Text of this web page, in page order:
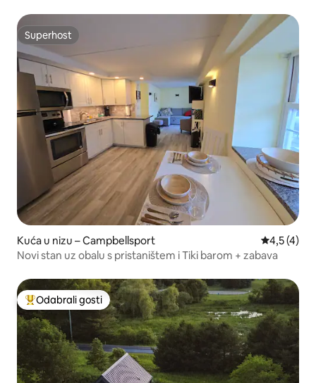
Superhost
Superhost
Kuća u nizu – Campbellsport Prosječna
4,5 (4)
Novi stan uz obalu s pristaništem i Tiki barom + zabava
Među najviše rangiranima s oznakom „Odabrali gosti”
Odabrali gosti